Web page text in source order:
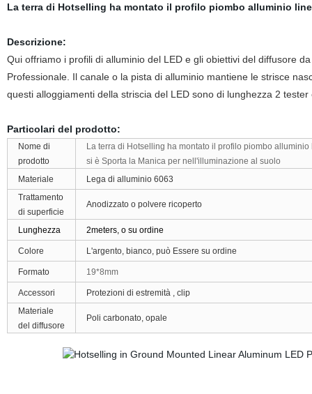
La terra di Hotselling ha montato il profilo piombo alluminio
Descrizione:
Qui offriamo i profili di alluminio del LED e gli obiettivi del diffusore
Professionale. Il canale o la pista di alluminio mantiene le strisce
questi alloggiamenti della striscia del LED sono di lunghezza 2
Particolari del prodotto:
Nome di
prodotto
La terra di Hotselling ha montato il profilo piombo alluminio
si è Sporta la Manica per nell'illuminazione al suolo
Materiale
Lega di alluminio 6063
Trattamento
di superficie
Anodizzato o polvere ricoperto
Lunghezza 2meters, o su ordine
Colore L'argento, bianco, può Essere su ordine
Formato 19*8mm
Accessori
Protezioni di estremità , clip
Materiale
del diffusore
Poli carbonato, opale